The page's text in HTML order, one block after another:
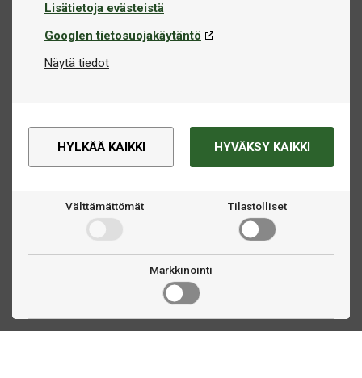
Lisätietoja evästeistä
Googlen tietosuojakäytäntö
Näytä tiedot
HYLKÄÄ KAIKKI HYVÄKSY KAIKKI
Välttämättömät Tilastolliset
Markkinointi